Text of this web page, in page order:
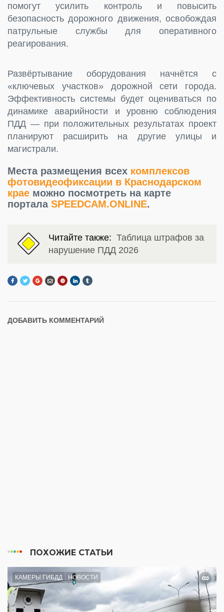
помогут усилить контроль и повысить
безопасность дорожного движения, освобождая
патрульные службы для оперативного
реагирования.
Развёртывание оборудования начнётся с
«ключевых участков» дорожной сети города.
Эффективность системы будет оцениваться по
динамике аварийности и уровню соблюдения
ПДД — при положительных результатах проект
планируют расширить на другие улицы и
магистрали.
Места размещения всех комплексов
фотовидеофиксации в Краснодарском
крае можно посмотреть на карте
портала SPEEDCAM.ONLINE.
Читайте также: Таблица штрафов за
нарушение ПДД 2026
ДОБАВИТЬ КОММЕНТАРИЙ
ПОХОЖИЕ СТАТЬИ
КАМЕРЫ ГИБДД НОВОСТИ